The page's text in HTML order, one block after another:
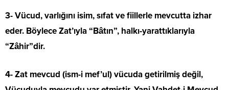
3- Vücud, varlığını isim, sıfat ve fiillerle mevcutta izhar
eder. Böylece Zat’ıyla “Bâtın”, halkı-yarattıklarıyla
“Zâhir”dir.
4- Zat mevcud (ism-i mef’ul) vücuda getirilmiş değil,